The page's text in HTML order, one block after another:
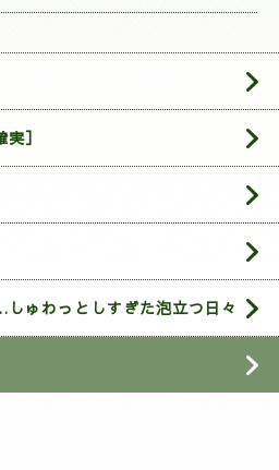
］
ゅわっとしすぎた泡立つ日々